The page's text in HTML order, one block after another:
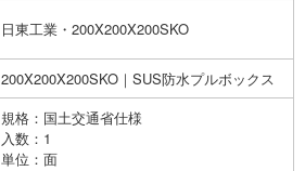
日東工業・200X200X200SKO
200X200X200SKO｜SUS防水プルボックス
規格：国土交通省仕様
入数：1
単位：面